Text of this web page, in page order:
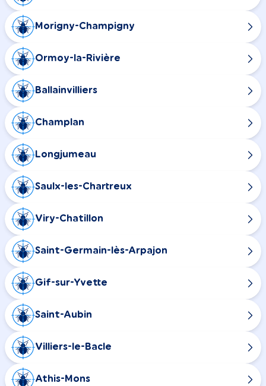
Morigny-Champigny
Ormoy-la-Rivière
Ballainvilliers
Champlan
Longjumeau
Saulx-les-Chartreux
Viry-Chatillon
Saint-Germain-lès-Arpajon
Gif-sur-Yvette
Saint-Aubin
Villiers-le-Bacle
Athis-Mons